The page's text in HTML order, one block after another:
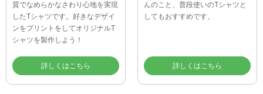
質でなめらかなさわり心地を実現
したTシャツです。好きなデザイ
ンをプリントをしてオリジナルT
シャツを製作しよう！
詳しくはこちら
んのこと、普段使いのTシャツと
してもおすすめです。
詳しくはこちら